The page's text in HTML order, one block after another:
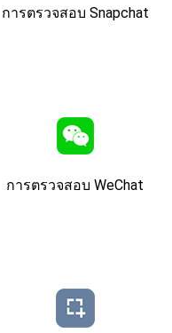
การตรวจสอบ Snapchat
การตรวจสอบ WeChat